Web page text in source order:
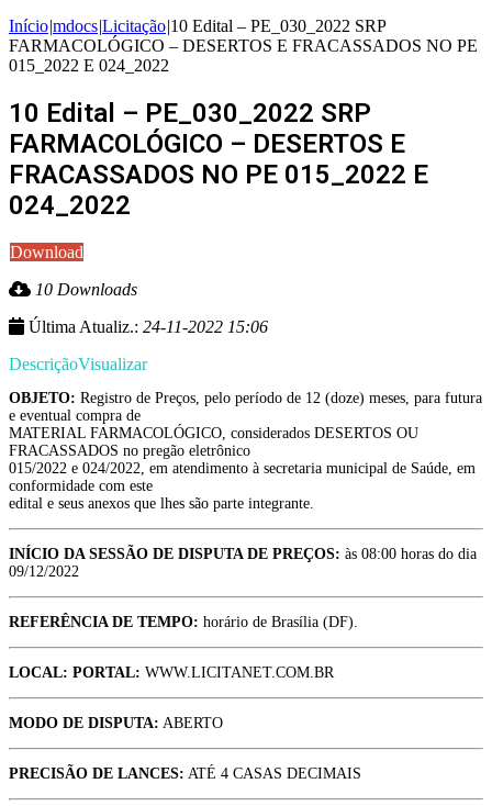
Início|mdocs|Licitação|10 Edital – PE_030_2022 SRP
FARMACOLÓGICO – DESERTOS E FRACASSADOS NO PE
015_2022 E 024_2022
10 Edital – PE_030_2022 SRP
FARMACOLÓGICO – DESERTOS E
FRACASSADOS NO PE 015_2022 E
024_2022
Download
10 Downloads
Última Atualiz.: 24-11-2022 15:06
DescriçãoVisualizar
OBJETO: Registro de Preços, pelo período de 12 (doze) meses, para futura
e eventual compra de
MATERIAL FARMACOLÓGICO, considerados DESERTOS OU
FRACASSADOS no pregão eletrônico
015/2022 e 024/2022, em atendimento à secretaria municipal de Saúde, em
conformidade com este
edital e seus anexos que lhes são parte integrante.
INÍCIO DA SESSÃO DE DISPUTA DE PREÇOS: às 08:00 horas do dia
09/12/2022
REFERÊNCIA DE TEMPO: horário de Brasília (DF).
LOCAL: PORTAL: WWW.LICITANET.COM.BR
MODO DE DISPUTA: ABERTO
PRECISÃO DE LANCES: ATÉ 4 CASAS DECIMAIS